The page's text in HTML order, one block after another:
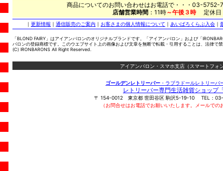
商品についてのお問い合わせはお電話で・・・03-5752-
店舗営業時間 ：11時～午後３時 定休
｜ 更新情報 ｜ 通信販売のご案内 ｜ お客さまの個人情報について ｜ あいばろくらぶ入会 ｜
「BLOND FAIRY」はアイアンバロンのオリジナルブランドです。「アイアンバロン」および「
バロンの登録商標です。このウエブサイト上の画像および文章を無断で転載・引用することは、法律で
(C) IRONBARONS All Right Reserved.
アイアンバロン・スマホ支店（スマートフォ
ゴールデンレトリーバー ・ラブラドールレトリー
レトリーバー専門生活雑貨ショップ
〒 154-0012 東京都 世田谷区 駒沢5-19-10 TEL：
（お問合せはお電話でお願いいたします。メールで